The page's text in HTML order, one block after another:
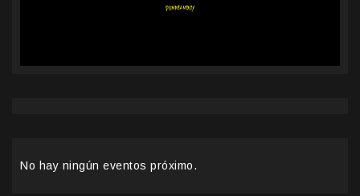
No hay ningún eventos próximo.